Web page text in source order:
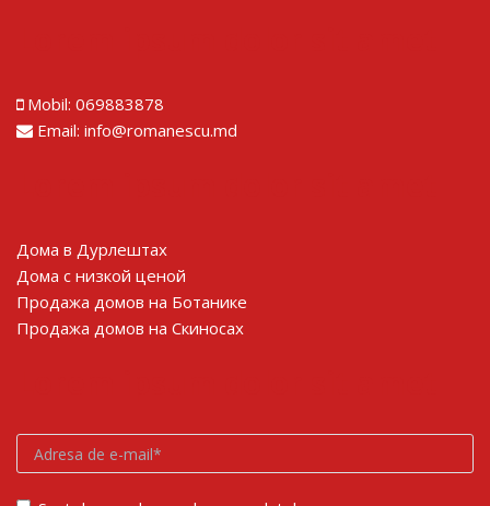
Mobil: 069883878
Email: info@romanescu.md
Дома в Дурлештах
Дома с низкой ценой
Продажа домов на Ботанике
Продажа домов на Скиносах